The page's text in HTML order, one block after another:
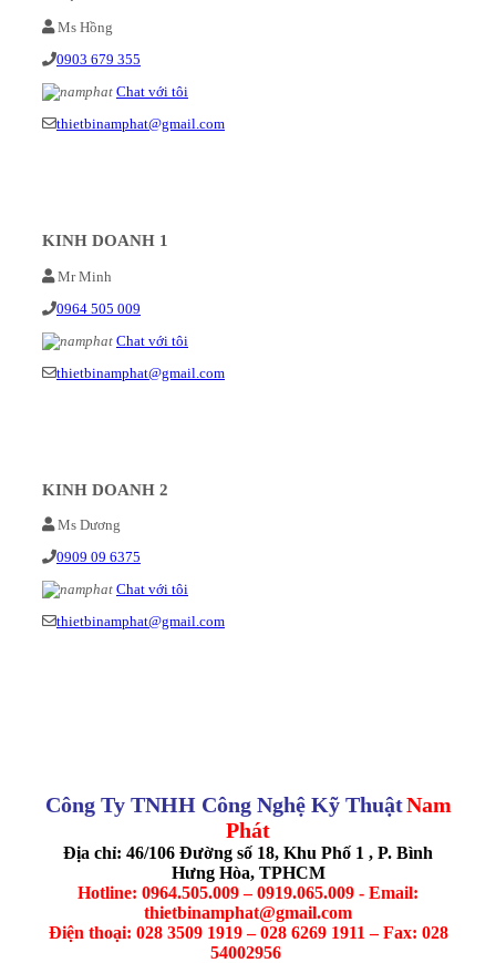
Ms Hồng
0903 679 355
Chat với tôi
thietbinamphat@gmail.com
KINH DOANH 1
Mr Minh
0964 505 009
Chat với tôi
thietbinamphat@gmail.com
KINH DOANH 2
Ms Dương
0909 09 6375
Chat với tôi
thietbinamphat@gmail.com
Công Ty TNHH Công Nghệ Kỹ ThuậtNam
Phát
Địa chỉ: 46/106 Đường số 18, Khu Phố 1 , P. Bình
Hưng Hòa, TPHCM
Hotline: 0964.505.009 – 0919.065.009 - Email:
thietbinamphat@gmail.com
Điện thoại: 028 3509 1919 – 028 6269 1911 – Fax: 028
54002956